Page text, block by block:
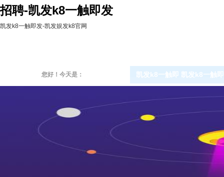
招聘-凯发k8一触即发
凯发k8一触即发-凯发娱发k8官网
您好！今天是： 凯发k8一触即 凯发k8一触即